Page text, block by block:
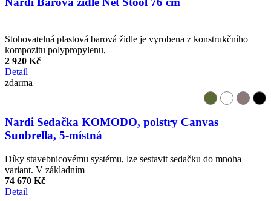
Stohovatelná plastová barová židle je vyrobena z konstrukčního
kompozitu polypropylenu,
2 920 Kč
Detail
zdarma
Nardi Sedačka KOMODO, polstry Canvas
Sunbrella, 5-místná
Díky stavebnicovému systému, lze sestavit sedačku do mnoha
variant. V základním
74 670 Kč
Detail